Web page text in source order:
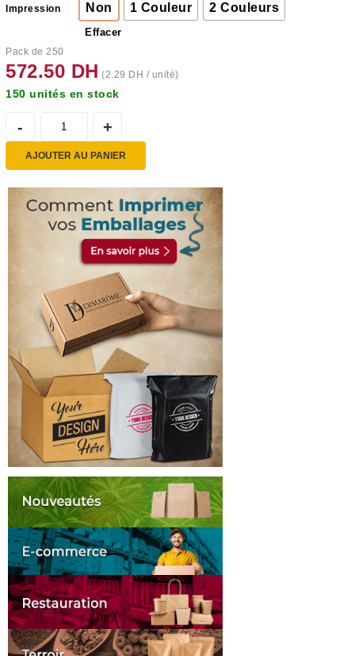
Impression Non 1 Couleur 2 Couleurs
Effacer
Pack de 250
572.50 DH (2.29 DH / unité)
150 unités en stock
AJOUTER AU PANIER